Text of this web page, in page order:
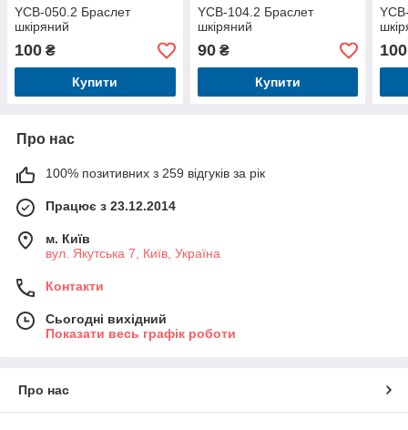
YCB-050.2 Браслет
шкіряний
100 ₴
Купити
YCB-104.2 Браслет
шкіряний
90₴
Купити
100
Про нас
100% позитивних з 259 відгуків за рік
Працює з 23.12.2014
м. Київ
вул. Якутська 7, Київ, Україна
Контакти
Сьогодні вихідний
Показати весь графік роботи
Про нас